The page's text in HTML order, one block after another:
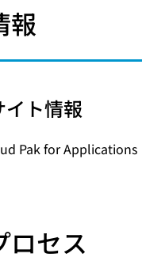
報
ト情報
Pak for Applications
ロセス